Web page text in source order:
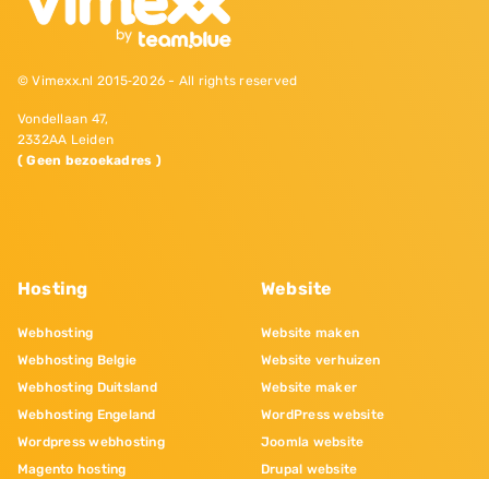
© Vimexx.nl 2015‐2026 - All rights reserved
Vondellaan 47,
2332AA Leiden
( Geen bezoekadres )
Hosting
Webhosting
Webhosting Belgie
Webhosting Duitsland
Webhosting Engeland
Wordpress webhosting
Magento hosting
Website
Website maken
Website verhuizen
Website maker
WordPress website
Joomla website
Drupal website